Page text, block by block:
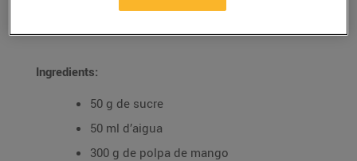
Ingredients:
50 g de sucre
50 ml d’aigua
300 g de polpa de mango